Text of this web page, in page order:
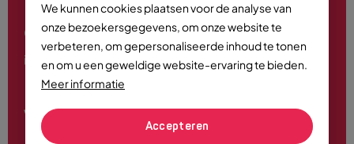
We kunnen cookies plaatsen voor de analyse van
onze bezoekersgegevens, om onze website te
verbeteren, om gepersonaliseerde inhoud te tonen
en om u een geweldige website-ervaring te bieden.
Meer informatie
Accepteren
0165 - 55 44 00
info@roosendaalcitymarketing.nl
Volg ons